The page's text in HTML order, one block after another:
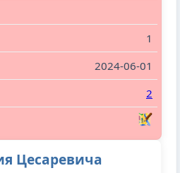
1
2024-06-01
2
Цесаревича